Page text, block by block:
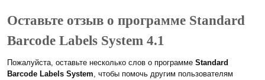
Оставьте отзыв о программе Standard
Barcode Labels System 4.1
Пожалуйста, оставьте несколько слов о программе Standard
Barcode Labels System, чтобы помочь другим пользователям